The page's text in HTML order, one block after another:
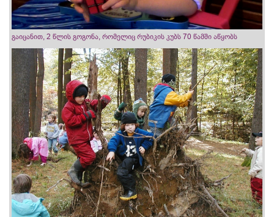
გაიცანით, 2 წლის გოგონა, რომელიც რუბიკის კუბს 70 წამში აწყობს